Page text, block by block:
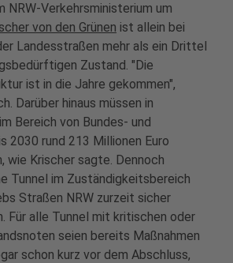
NRW-Verkehrsministerium um
von den Grünen ist allein bei
Landesstraßen mehr als ein Drittel
Zustand. "Die
ist in die Jahre gekommen",
Darüber hinaus müssen in
Bereich von Bundes- und
2030 rund 213 Millionen Euro
wie Krischer sagte. Dennoch
Tunnel im Zuständigkeitsbereich
Straßen NRW zurzeit sicher
Für alle Tunnel mit kritischen oder
seien bereits Maßnahmen
schon kurz vor dem Abschluss,